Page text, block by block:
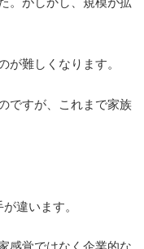
が難しくなります。
ですが、これまで家族
違います。
感覚ではなく企業的な